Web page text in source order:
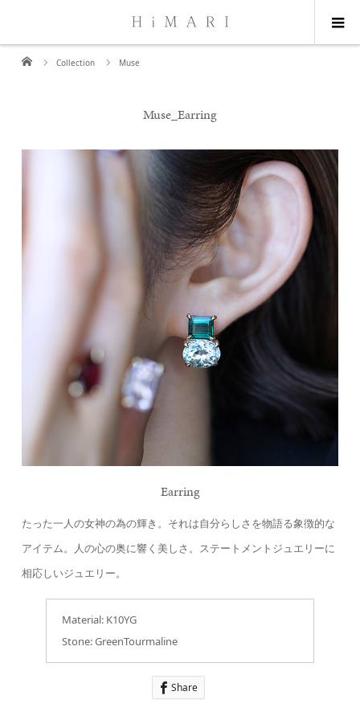
Collection Muse
Muse_Earring
Earring
たった一人の女神の為の輝き。それは自分らしさを物語る象徴的な
アイテム。人の心の奥に響く美しさ。ステートメントジュエリーに
相応しいジュエリー。
Material: K10YG
Stone: GreenTourmaline
Share